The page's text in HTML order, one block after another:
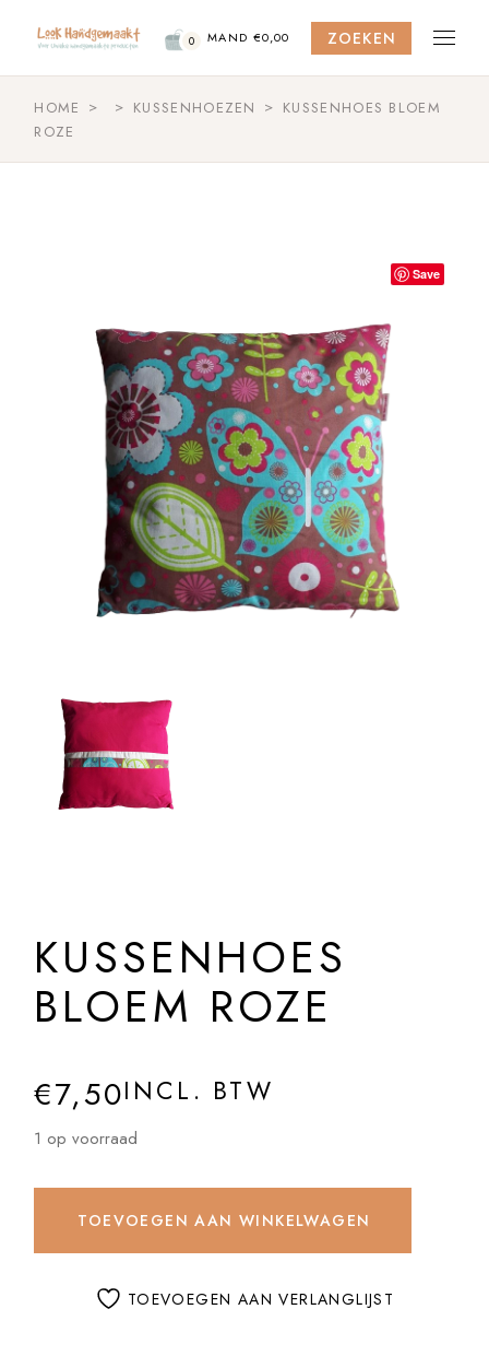
content
0 MAND €0,00 ZOEKEN
HOME KUSSENHOEZEN
KUSSENHOES BLOEM
ROZE
Save
KUSSENHOES
BLOEM ROZE
€7,50INCL. BTW
1 op voorraad
TOEVOEGEN AAN WINKELWAGEN
TOEVOEGEN AAN VERLANGLIJST